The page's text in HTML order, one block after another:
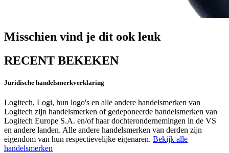
Misschien vind je dit ook leuk
RECENT BEKEKEN
Juridische handelsmerkverklaring
Logitech, Logi, hun logo's en alle andere handelsmerken van
Logitech zijn handelsmerken of gedeponeerde handelsmerken van
Logitech Europe S.A. en/of haar dochterondernemingen in de VS
en andere landen. Alle andere handelsmerken van derden zijn
eigendom van hun respectievelijke eigenaren. Bekijk alle
handelsmerken